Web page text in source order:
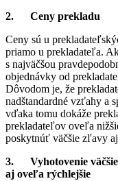
2.
Ceny prekladu
Ceny sú u
priamo u prekladateľa.
s najväčšou
objednávky od
Dôvodom je, že
nadštandardné vzťahy a
vďaka tomu dokáže
prekladateľov oveľa
poskytnúť väčšie zľavy
3.
Vyhotovenie
aj oveľa rýchlejšie